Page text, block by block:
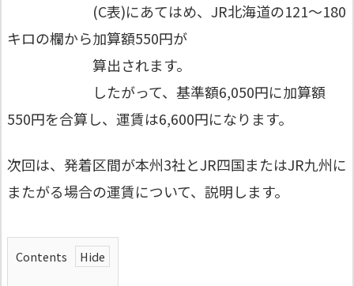
(C表)にあてはめ、JR北海道の121～180
キロの欄から加算額550円が
算出されます。
したがって、基準額6,050円に加算額
550円を合算し、運賃は6,600円になります。
次回は、発着区間が本州3社とJR四国またはJR九州に
またがる場合の運賃について、説明します。
Contents